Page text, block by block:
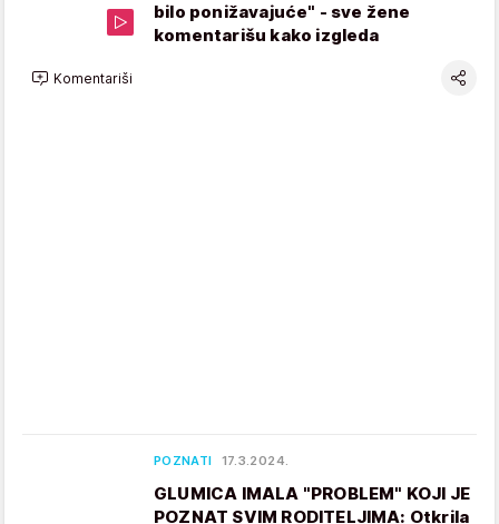
bilo ponižavajuće" - sve žene
komentarišu kako izgleda
Komentariši
POZNATI 17.3.2024.
GLUMICA IMALA "PROBLEM" KOJI JE
POZNAT SVIM RODITELJIMA: Otkrila